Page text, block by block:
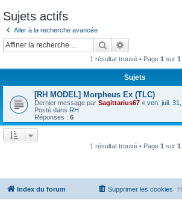
Sujets actifs
Aller à la recherche avancée
Rechercher
1 résultat trouvé • Page 1 sur 1
Sujets
[RH MODEL] Morpheus Ex (TLC)
Dernier message par Sagittarius67 « ven. juil.
Posté dans RH
Réponses : 6
1 résultat trouvé • Page 1 sur 1
Index du forum Supprimer les cookies